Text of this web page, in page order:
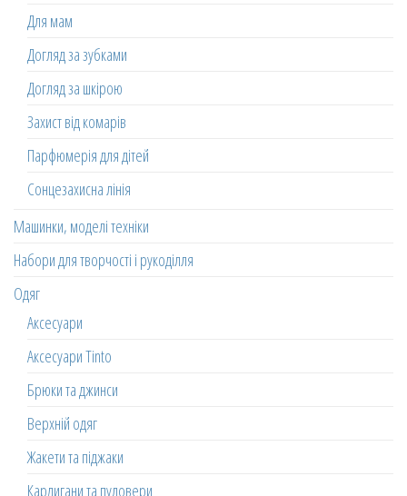
Для мам
Догляд за зубками
Догляд за шкірою
Захист від комарів
Парфюмерія для дітей
Сонцезахисна лінія
Машинки, моделі техніки
Набори для творчості і рукоділля
Одяг
Аксесуари
Аксесуари Tinto
Брюки та джинси
Верхній одяг
Жакети та піджаки
Кардигани та пуловери